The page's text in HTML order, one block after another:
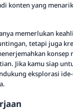
konten yang
memerlukan
tetapi juga
konsep
Jika kamu siap
eksplorasi